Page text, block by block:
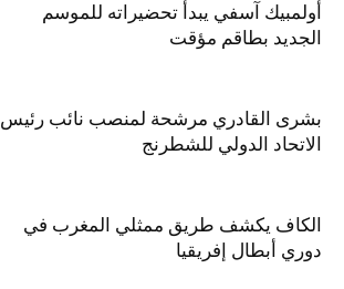
أولمبيك آسفي يبدأ تحضيراته للموسم
الجديد بطاقم مؤقت
بشرى القادري مرشحة لمنصب نائب رئيس
الاتحاد الدولي للشطرنج
الكاف يكشف طريق ممثلي المغرب في
دوري أبطال إفريقيا